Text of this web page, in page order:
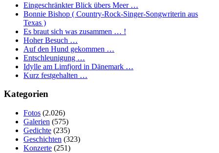
Eingeschränkter Blick übers Meer …
Bonnie Bishop ( Country-Rock-Singer-Songwriterin aus
Texas )
Es braut sich was zusammen … !
Hoher Besuch …
Auf den Hund gekommen …
Entschleunigung …
Idylle am Limfjord in Dänemark …
Kurz festgehalten …
Kategorien
Fotos (2.026)
Galerien (575)
Gedichte (235)
Geschichten (323)
Konzerte (251)